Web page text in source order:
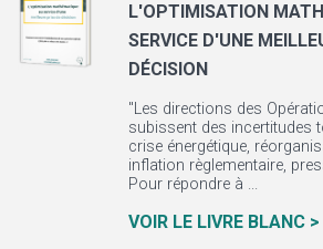
L'OPTIMISATION
SERVICE D'UNE
DÉCISION
"Les directions des
subissent des incertitudes
crise énergétique,
inflation règlementaire,
Pour répondre à ...
VOIR LE LIVRE BLANC >